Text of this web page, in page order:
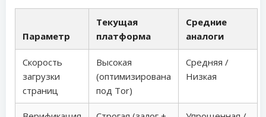
Параметр
Текущая
платформа
Средние
аналоги
Скорость
загрузки
страниц
Высокая
(оптимизирована
под Tor)
Средняя /
Низкая